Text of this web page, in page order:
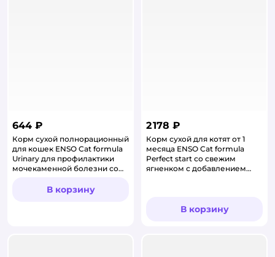
644 ₽
Корм сухой полнорационный
для кошек ENSO Cat formula
Urinary для профилактики
мочекаменной болезни со
В корзину
2 178 ₽
Корм сухой для котят от 1
месяца ENSO Cat formula
Perfect start со свежим
ягненком с добавлением
В корзину